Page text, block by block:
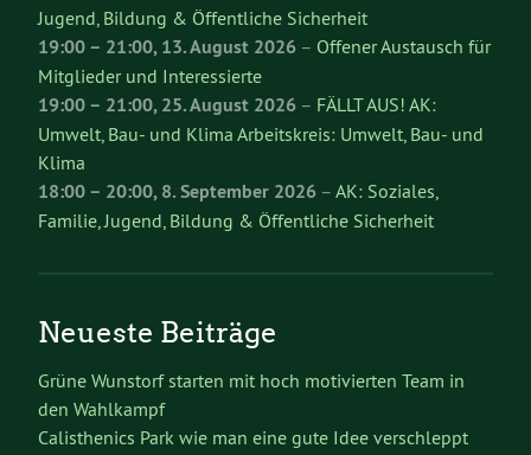
Jugend, Bildung & Öffentliche Sicherheit
19:00– 21:00,13. August 2026 – Offener Austausch für
Mitglieder und Interessierte
19:00– 21:00,25. August 2026 – FÄLLT AUS! AK:
Umwelt, Bau- und Klima Arbeitskreis: Umwelt, Bau- und
Klima
18:00– 20:00,8. September 2026 – AK: Soziales,
Familie, Jugend, Bildung & Öffentliche Sicherheit
Neueste Beiträge
Grüne Wunstorf starten mit hoch motivierten Team in
den Wahlkampf
Calisthenics Park wie man eine gute Idee verschleppt